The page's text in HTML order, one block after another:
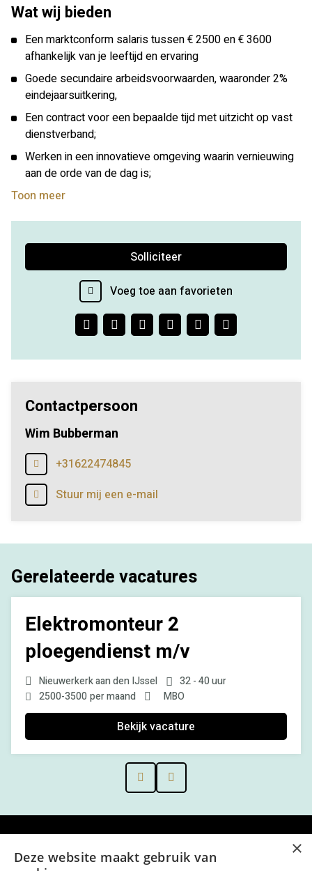
Wat wij bieden
Een marktconform salaris tussen € 2500 en € 3600
afhankelijk van je leeftijd en ervaring
Goede secundaire arbeidsvoorwaarden, waaronder 2%
eindejaarsuitkering,
Een contract voor een bepaalde tijd met uitzicht op vast
dienstverband;
Werken in een innovatieve omgeving waarin vernieuwing
aan de orde van de dag is;
Toon meer
FacebookTwitterLinkedInPinterestWhatsApp
Solliciteer
Voeg toe aan favorieten
Contactpersoon
Wim Bubberman
+31622474845
Stuur mij een e-mail
Gerelateerde vacatures
Elektromonteur 2
ploegendienst m/v
Nieuwerkerk aan den IJssel
32 - 40 uur
2500-3500per maand MBO
Bekijk vacature
Prev
×
Deze website maakt gebruik van